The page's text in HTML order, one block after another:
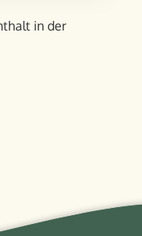
in der